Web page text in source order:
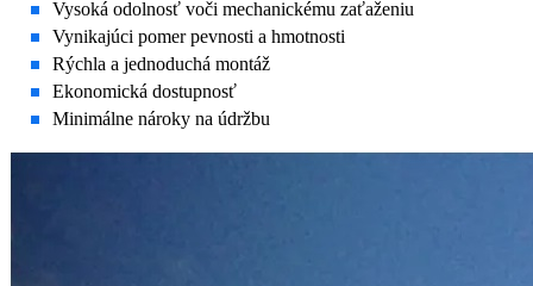
Vysoká odolnosť voči mechanickému zaťaženiu
Vynikajúci pomer pevnosti a hmotnosti
Rýchla a jednoduchá montáž
Ekonomická dostupnosť
Minimálne nároky na údržbu